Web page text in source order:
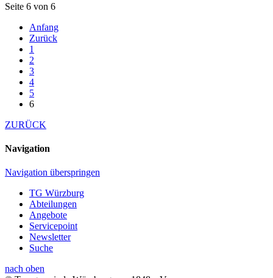
Seite 6 von 6
Anfang
Zurück
1
2
3
4
5
6
ZURÜCK
Navigation
Navigation überspringen
TG Würzburg
Abteilungen
Angebote
Servicepoint
Newsletter
Suche
nach oben